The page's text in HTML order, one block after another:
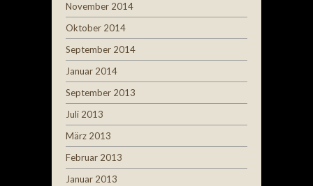
November 2014
Oktober 2014
September 2014
Januar 2014
September 2013
Juli 2013
März 2013
Februar 2013
Januar 2013